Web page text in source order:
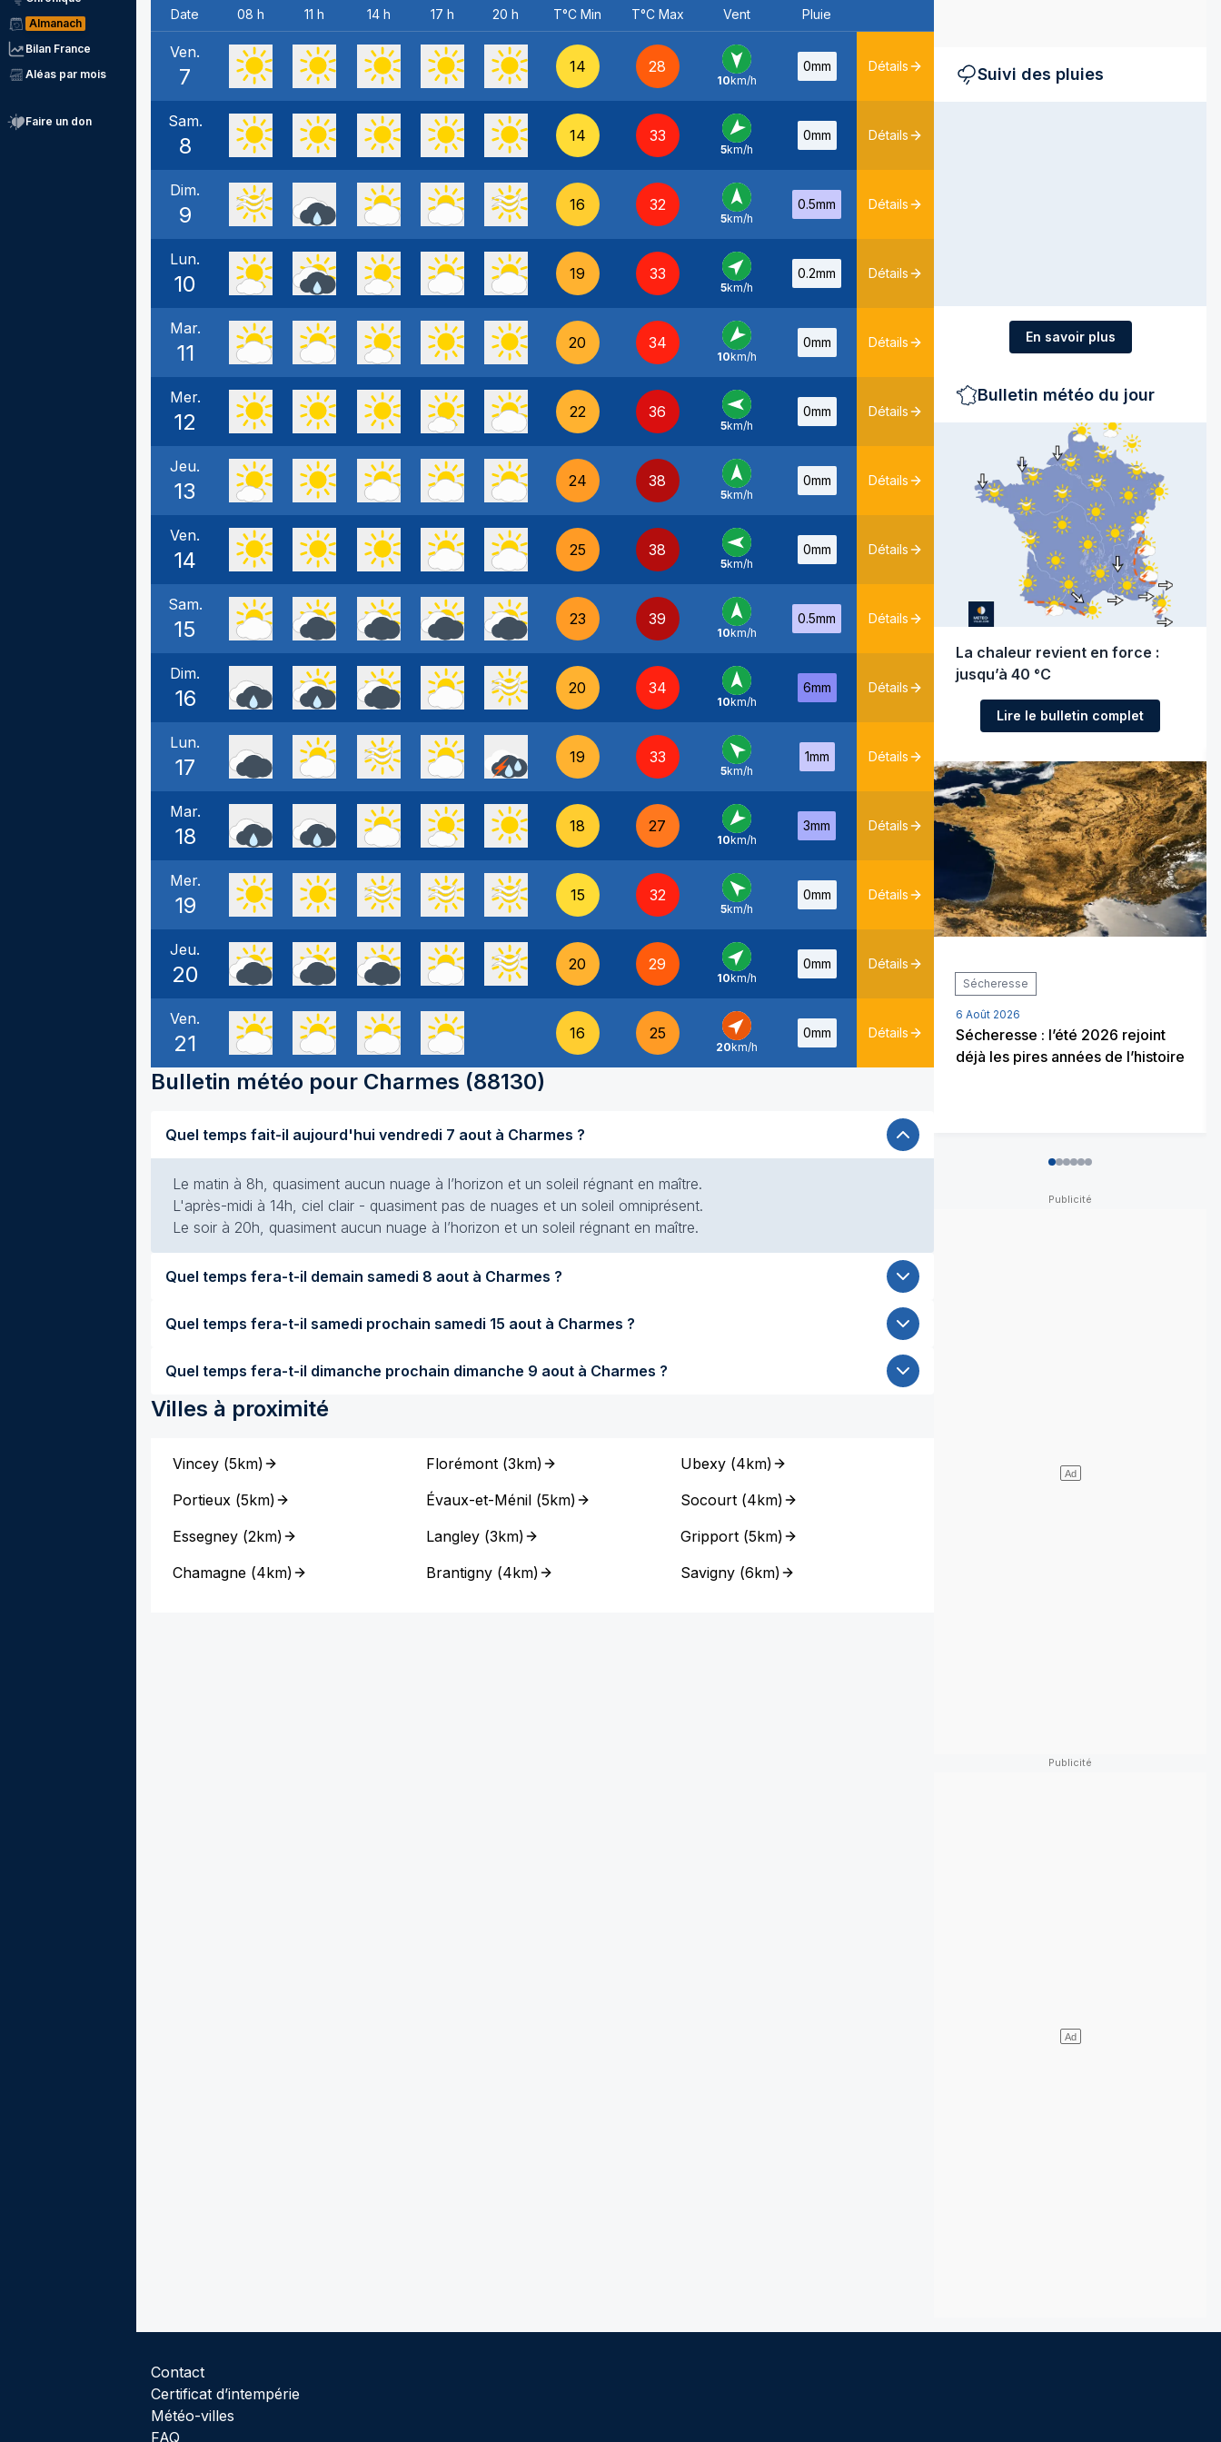
Almanach
Bilan France
Aléas par mois
Faire un don
Date 08 h 11 h 14 h 17 h 20 h T°C Min T°C Max Vent Pluie
Ven.
7 14 28
N -
10km/h
0mm Détails
Sam.
8 14 33
NE
5km/h
0mm Détails
Dim.
9 16 32
S -
5km/h
0.5mm Détails
Lun.
10 19 33
SO
5km/h
0.2mm Détails
Mar.
11 20 34
NE -
10km/h
0mm Détails
Mer.
12 22 36
E -
5km/h
0mm Détails
Jeu.
13 24 38
S -
5km/h
0mm Détails
Ven.
14 25 38
E -
5km/h
0mm Détails
Sam.
15 23 39
S -
10km/h
0.5mm Détails
Dim.
16 20 34
S -
10km/h
6mm Détails
Lun.
17 19 33
SE -
5km/h
1mm Détails
Mar.
18 18 27
NE -
10km/h
3mm Détails
Mer.
19 15 32
SE -
5km/h
0mm Détails
Jeu.
20 20 29
SO -
10km/h
0mm Détails
Ven.
21 16 25
SO -
20km/h
0mm Détails
Bulletin météo pour Charmes (88130)
Quel temps fait-il aujourd'hui vendredi 7 aout à Charmes ?
Le matin à 8h, quasiment aucun nuage à l’horizon et un soleil régnant en maître.
L'après-midi à 14h, ciel clair - quasiment pas de nuages et un soleil omniprésent.
Le soir à 20h, quasiment aucun nuage à l’horizon et un soleil régnant en maître.
Quel temps fera-t-il demain samedi 8 aout à Charmes ?
Quel temps fera-t-il samedi prochain samedi 15 aout à Charmes ?
Quel temps fera-t-il dimanche prochain dimanche 9 aout à Charmes ?
Villes à proximité
Vincey (5km)
Portieux (5km)
Essegney (2km)
Chamagne (4km)
Florémont (3km)
Évaux-et-Ménil (5km)
Langley (3km)
Brantigny (4km)
Ubexy(4km)
Socourt(4km)
Gripport(5km)
Savigny(6km)
Suivi des pluies
En savoir plus
Bulletin météo du jour
La chaleur revient en force :
jusqu’à 40 °C
Lire le bulletin complet
Sécheresse
6 Août 2026
Sécheresse : l’été 2026 rejoint
déjà les pires années de l’histoire
Contact
Certificat d’intempérie
Météo-villes
FAQ